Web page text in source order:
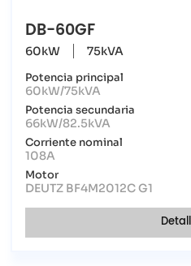
DB-60GF
60kW 75kVA
Potencia principal
60kW/75kVA
Potencia secundaria
66kW/82.5kVA
Corriente nominal
108A
Motor
DEUTZ BF4M2012C G1